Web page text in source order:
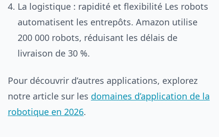
La logistique : rapidité et flexibilité Les robots
automatisent les entrepôts. Amazon utilise
200 000 robots, réduisant les délais de
livraison de 30 %.
Pour découvrir d’autres applications, explorez
notre article sur les domaines d’application de la
robotique en 2026.